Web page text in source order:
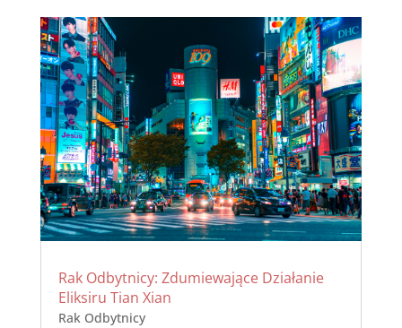
Rak Odbytnicy: Zdumiewające Działanie
Eliksiru Tian Xian
Rak Odbytnicy